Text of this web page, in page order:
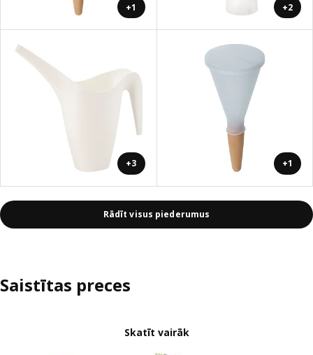
+1 +2
+3 +1
Rādīt visus piederumus
Saistītas preces
Skatīt vairāk